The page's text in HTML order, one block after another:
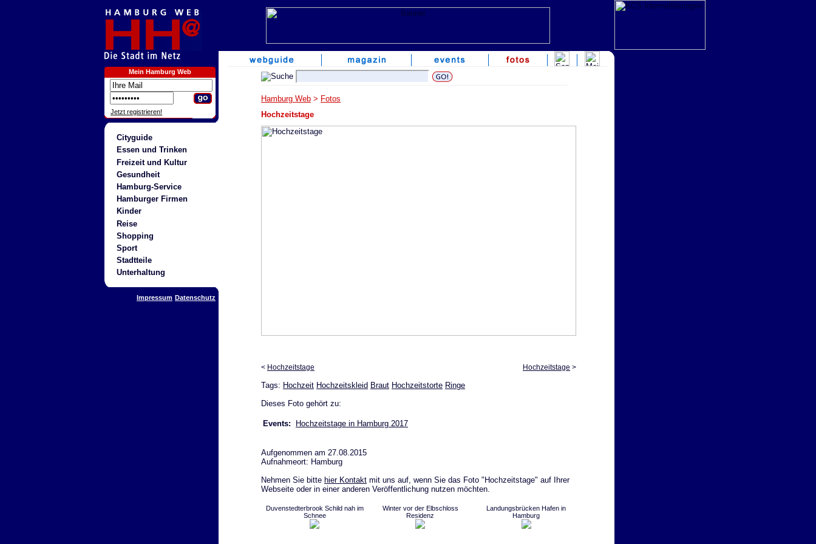
Mein Hamburg Web
Jetzt registrieren!
Cityguide
Essen und Trinken
Freizeit und Kultur
Gesundheit
Hamburg-Service
Hamburger Firmen
Kinder
Reise
Shopping
Sport
Stadtteile
Unterhaltung
Impressum Datenschutz
Hamburg Web > Fotos
Hochzeitstage
< Hochzeitstage Hochzeitstage >
Tags: Hochzeit Hochzeitskleid Braut Hochzeitstorte Ringe
Dieses Foto gehört zu:
Events: Hochzeitstage in Hamburg 2017
Aufgenommen am 27.08.2015
Aufnahmeort: Hamburg
Nehmen Sie bitte hier Kontakt mit uns auf, wenn Sie das Foto "Hochzeitstage" auf Ihrer
Webseite oder in einer anderen Veröffentlichung nutzen möchten.
Duvenstedterbrook Schild nah im
Schnee
Winter vor der Elbschloss
Residenz
Landungsbrücken Hafen in
Hamburg